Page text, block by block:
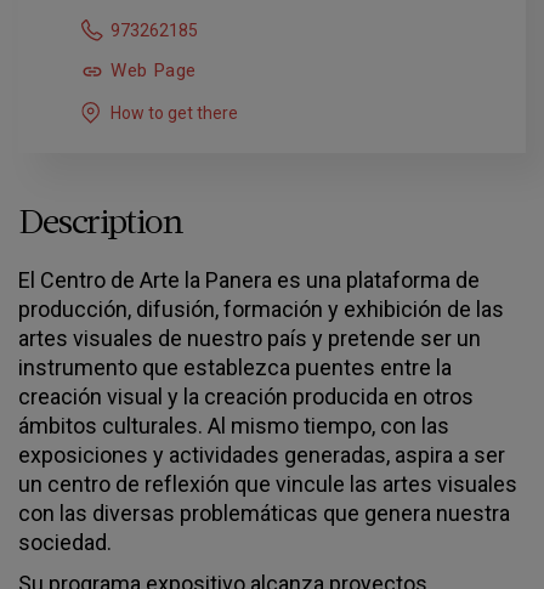
973262185
Web Page
How to get there
Description
El Centro de Arte la Panera es una plataforma de
producción, difusión, formación y exhibición de las
artes visuales de nuestro país y pretende ser un
instrumento que establezca puentes entre la
creación visual y la creación producida en otros
ámbitos culturales. Al mismo tiempo, con las
exposiciones y actividades generadas, aspira a ser
un centro de reflexión que vincule las artes visuales
con las diversas problemáticas que genera nuestra
sociedad.
Su programa expositivo alcanza proyectos